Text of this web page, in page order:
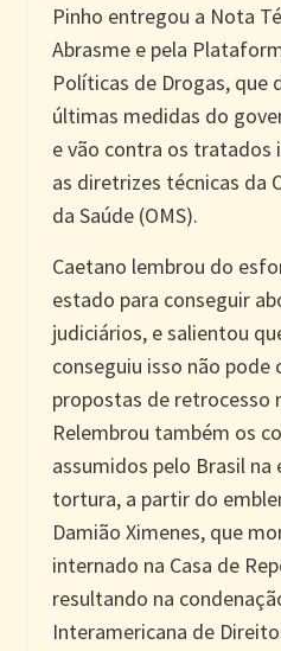
Pinho entregou a Nota
Abrasme e pela
Políticas de Drogas, que
últimas medidas do
e vão contra os tratados
as diretrizes técnicas da
da Saúde (OMS).
Caetano lembrou do
estado para conseguir
judiciários, e salientou
conseguiu isso não pode
propostas de retrocesso
Relembrou também os
assumidos pelo Brasil na
tortura, a partir do
Damião Ximenes, que
internado na Casa de
resultando na
Interamericana de